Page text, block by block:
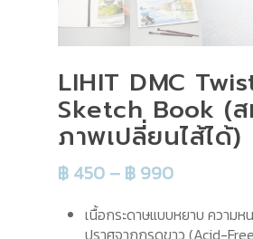
LIHIT DMC
Sketch Book (
ภาพเปลี่ยนไส้ได้)
฿ 450 – ฿ 990Price
฿ 450
เนื้อกระดาษแบบหยาบ ความ
ปราศจากกรดขาว (Acid-